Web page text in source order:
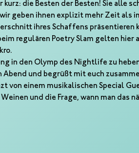
die Besten der Besten! Sie alle
geben ihnen explizit mehr Zeit als
ihres Schaffens präsentieren
regulären Poetry Slam gelten hier
in den Olymp des Nightlife zu
und begrüßt mit euch
von einem musikalischen Special
und die Frage, wann man das